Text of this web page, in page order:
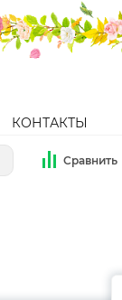
КОНТАКТЫ
Сравнить